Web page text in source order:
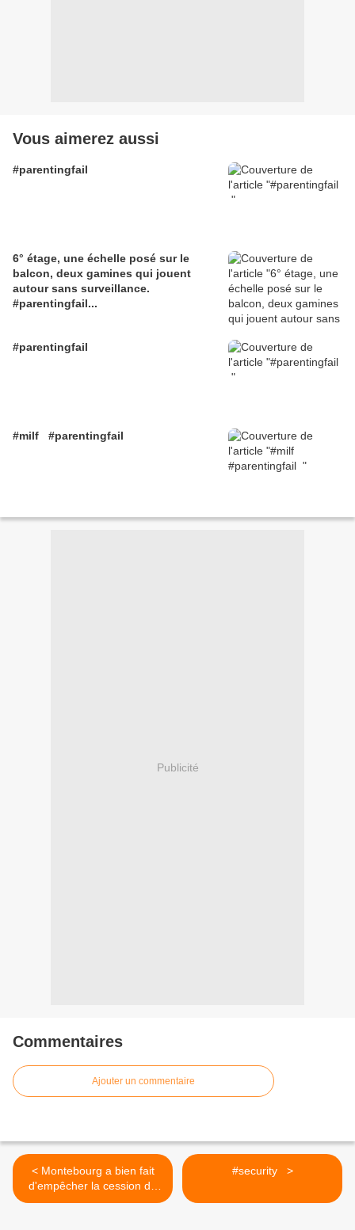
Vous aimerez aussi
#parentingfail
6° étage, une échelle posé sur le
balcon, deux gamines qui jouent
autour sans surveillance.
#parentingfail...
#parentingfail
#milf #parentingfail
Publicité
Commentaires
Ajouter un commentaire
< Montebourg a bien fait
d'empêcher la cession de
Dailymotion à Yahoo !
#security >